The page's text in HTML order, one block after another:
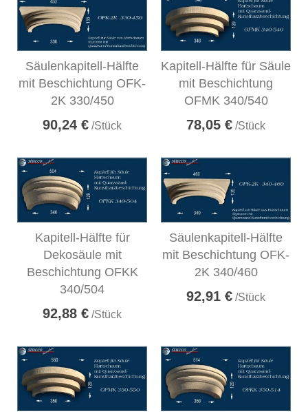
Säulenkapitell-Hälfte
mit Beschichtung OFK-
2K 330/450
90,24 € /Stück
Kapitell-Hälfte für Säule
mit Beschichtung
OFMK 340/540
78,05 € /Stück
Kapitell-Hälfte für
Dekosäule mit
Beschichtung OFKK
340/504
92,88 € /Stück
Säulenkapitell-Hälfte
mit Beschichtung OFK-
2K 340/460
92,91 € /Stück